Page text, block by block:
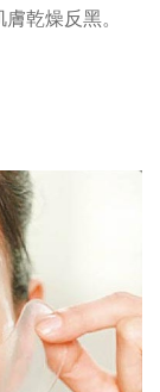
乾燥反黑。